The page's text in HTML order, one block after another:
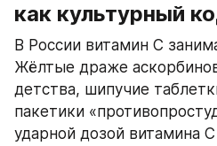
как культурный
В России витамин C
Жёлтые драже
детства, шипучие
пакетики
ударной дозой витамина